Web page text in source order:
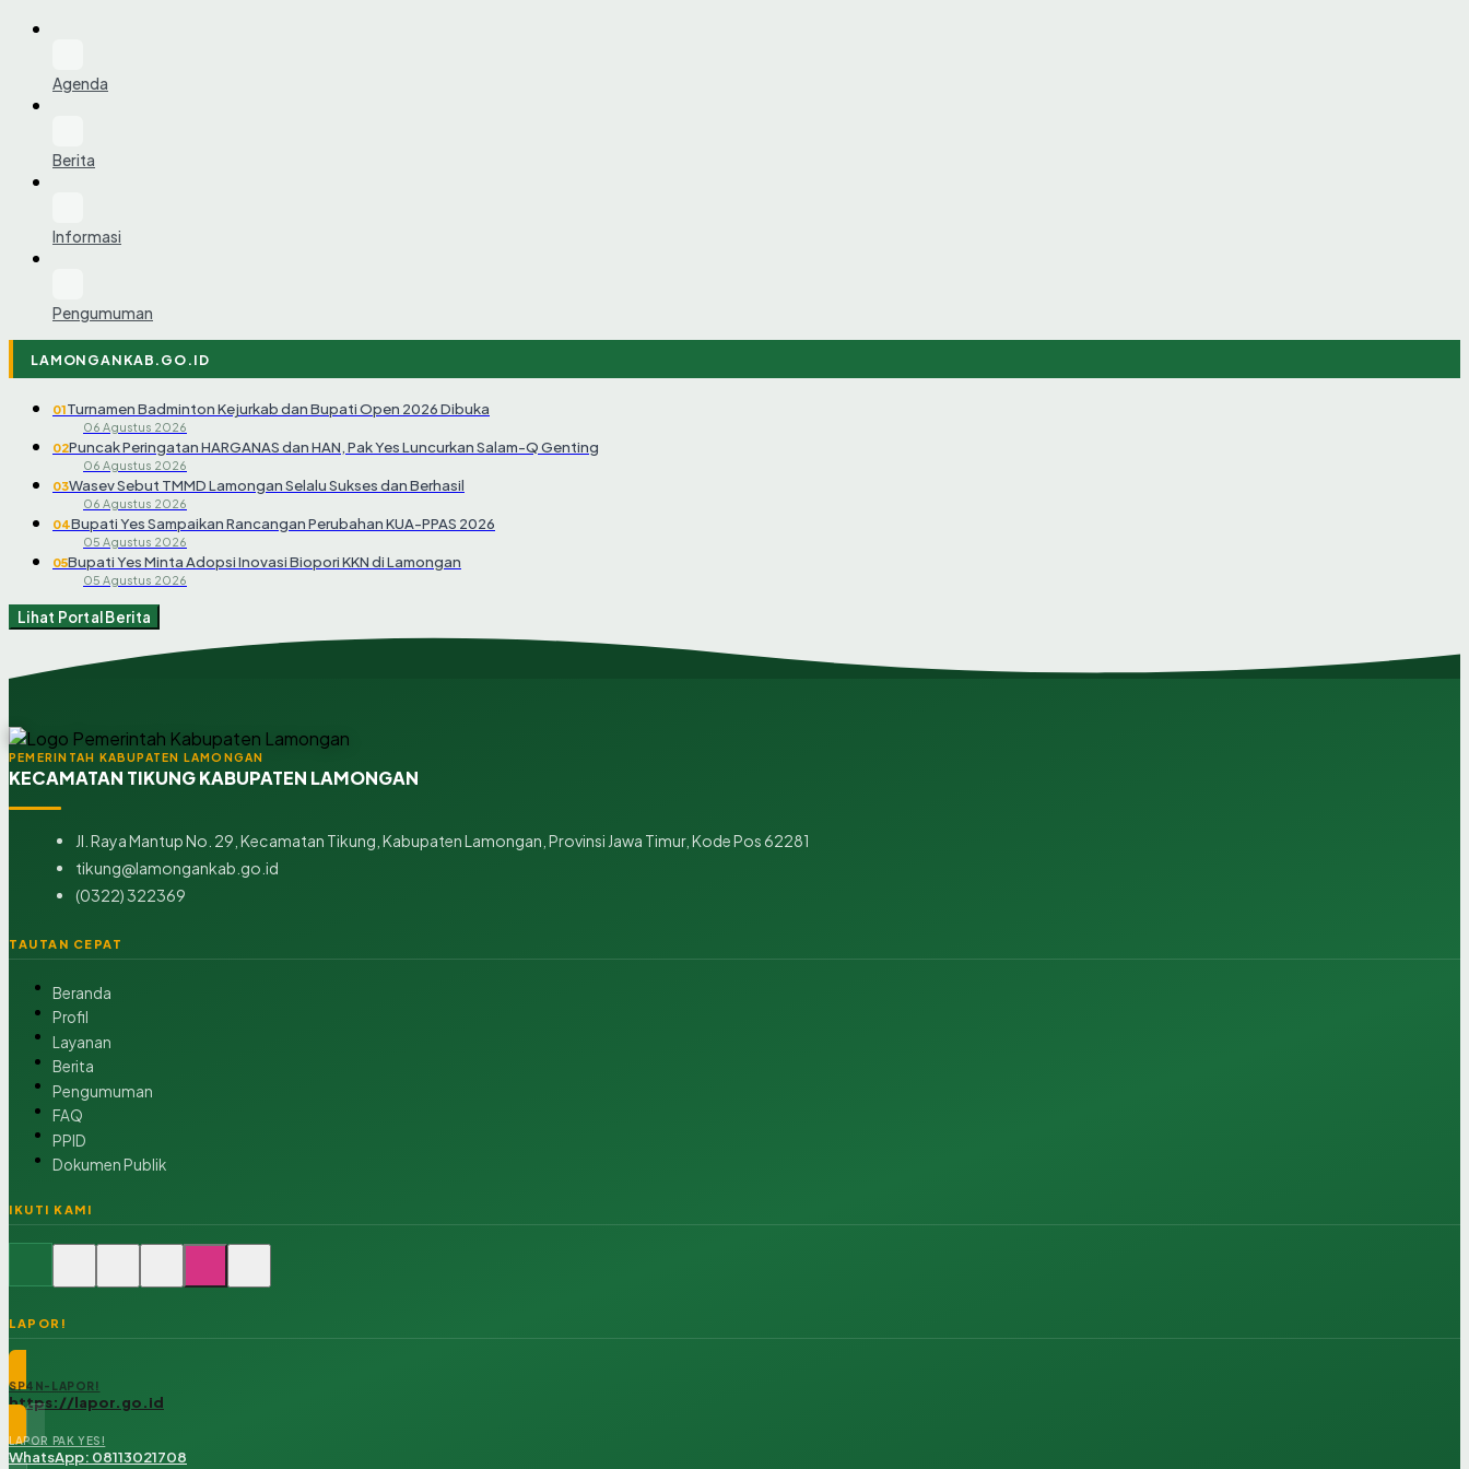
Agenda
Berita
Informasi
Pengumuman
LAMONGANKAB.GO.ID
01Turnamen Badminton Kejurkab dan Bupati Open 2026 Dibuka
06 Agustus 2026
02Puncak Peringatan HARGANAS dan HAN, Pak Yes Luncurkan Salam-Q Genting
06 Agustus 2026
03Wasev Sebut TMMD Lamongan Selalu Sukses dan Berhasil
06 Agustus 2026
04Bupati Yes Sampaikan Rancangan Perubahan KUA-PPAS 2026
05 Agustus 2026
05Bupati Yes Minta Adopsi Inovasi Biopori KKN di Lamongan
05 Agustus 2026
Lihat Portal Berita
PEMERINTAH KABUPATEN LAMONGAN
KECAMATAN TIKUNG KABUPATEN LAMONGAN
Jl. Raya Mantup No. 29, Kecamatan Tikung, Kabupaten Lamongan, Provinsi Jawa Timur, Kode Pos 62281
tikung@lamongankab.go.id
(0322) 322369
TAUTAN CEPAT
Beranda
Profil
Layanan
Berita
Pengumuman
FAQ
PPID
Dokumen Publik
IKUTI KAMI
LAPOR!
SP4N-LAPOR!
https://lapor.go.id
LAPOR PAK YES!
WhatsApp: 08113021708